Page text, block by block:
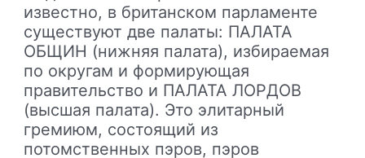
известно, в британском парламенте
существуют две палаты: ПАЛАТА
ОБЩИН (нижняя палата), избираемая
по округам и формирующая
правительство и ПАЛАТА ЛОРДОВ
(высшая палата). Это элитарный
гремиюм, состоящий из
потомственных пэров, пэров